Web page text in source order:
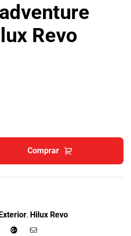
Revo
Comprar
, Hilux Revo